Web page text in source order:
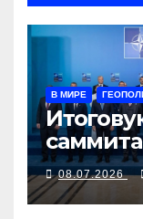
В МИРЕ
всего
08.07.2026